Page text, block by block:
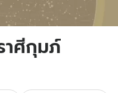
าศีกุมภ์